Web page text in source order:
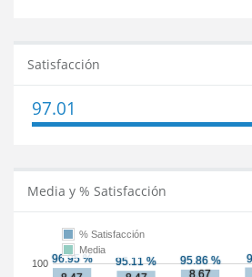
Satisfacción
97.01
Media y % Satisfacción
100
% Satisfacción
Media